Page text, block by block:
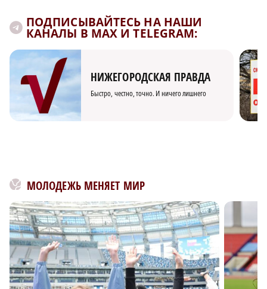
ПОДПИСЫВАЙТЕСЬ НА НАШИ
КАНАЛЫ В MAX И TELEGRAM:
НИЖЕГОРОДСКАЯ ПРАВДА
Быстро, честно, точно. И ничего лишнего
МОЛОДЕЖЬ МЕНЯЕТ МИР